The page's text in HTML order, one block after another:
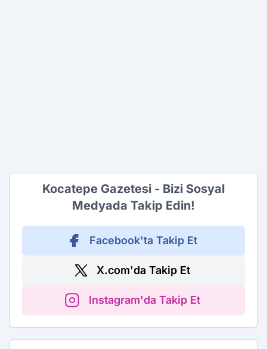
Kocatepe Gazetesi - Bizi Sosyal
Medyada Takip Edin!
Facebook'ta Takip Et
X.com'da Takip Et
Instagram'da Takip Et